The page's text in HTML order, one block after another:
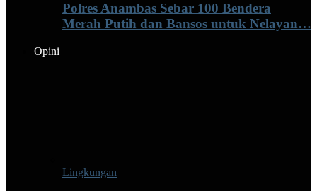
Polres Anambas Sebar 100 Bendera
Merah Putih dan Bansos untuk Nelayan…
Opini
Lingkungan